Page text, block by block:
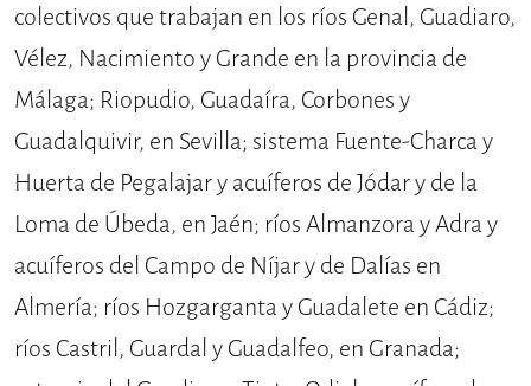
colectivos que trabajan en los ríos Genal, Guadiaro,
Vélez, Nacimiento y Grande en la provincia de
Málaga; Riopudio, Guadaíra, Corbones y
Guadalquivir, en Sevilla; sistema Fuente-Charca y
Huerta de Pegalajar y acuíferos de Jódar y de la
Loma de Úbeda, en Jaén; ríos Almanzora y Adra y
acuíferos del Campo de Níjar y de Dalías en
Almería; ríos Hozgarganta y Guadalete en Cádiz;
ríos Castril, Guardal y Guadalfeo, en Granada;